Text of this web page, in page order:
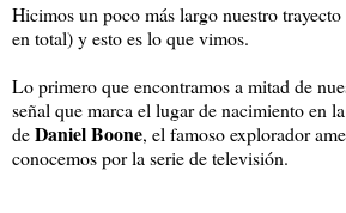
Hicimos un poco más largo nuestro
en total) y esto es lo que vimos.
Lo primero que encontramos a mitad de
señal que marca el lugar de nacimiento en
deDaniel Boone, el famoso explorador
conocemos por la serie de televisión.